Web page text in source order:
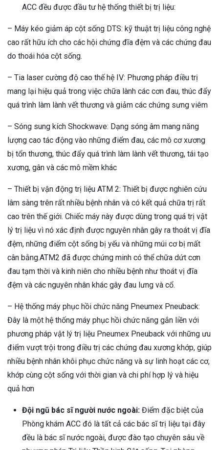
ACC đều được đầu tư hệ thống thiết bị trị liệu:
– Máy kéo giảm áp cột sống DTS: kỹ thuật trị liệu công nghệ
cao rất hữu ích cho các hội chứng đĩa đệm và các chứng đau
do thoái hóa cột sống.
– Tia laser cường độ cao thế hệ IV: Phương pháp điều trị
mang lại hiệu quả trong việc chữa lành các cơn đau, thúc đẩy
quá trình làm lành vết thương và giảm các chứng sưng viêm
– Sóng sung kích Shockwave: Dạng sóng âm mang năng
lượng cao tác động vào những điểm đau, các mô cơ xương
bị tổn thương, thúc đẩy quá trình làm lành vết thương, tái tạo
xương, gân và các mô mềm khác
– Thiết bị vận động trị liệu ATM 2: Thiết bị được nghiên cứu
lâm sàng trên rất nhiều bệnh nhân và có kết quả chữa trị rất
cao trên thế giới. Chiếc máy này được dùng trong quá trị vật
lý trị liệu vì nó xác định được nguyên nhân gây ra thoát vị đĩa
đệm, những điểm cột sống bị yếu và những múi cơ bị mất
cân bằng.ATM2 đã được chứng minh có thể chữa dứt cơn
đau tạm thời và kinh niên cho nhiều bệnh như thoát vị đĩa
đệm và các nguyên nhân khác gây đau lưng và cổ.
– Hệ thống máy phục hồi chức năng Pneumex Pneuback:
Đây là một hệ thống máy phục hồi chức năng gắn liền với
phương pháp vật lý trị liệu Pneumex Pneuback với những ưu
điểm vượt trội trong điều trị các chứng đau xương khớp, giúp
nhiều bệnh nhân khôi phục chức năng và sự linh hoạt các cơ,
khớp cùng cột sống với thời gian và chi phí hợp lý và hiệu
quả hơn
Đội ngũ bác sĩ người nước ngoài: Điểm đặc biệt của
Phòng khám ACC đó là tất cả các bác sĩ trị liệu tại đây
đều là bác sĩ nước ngoài, được đào tạo chuyên sâu về